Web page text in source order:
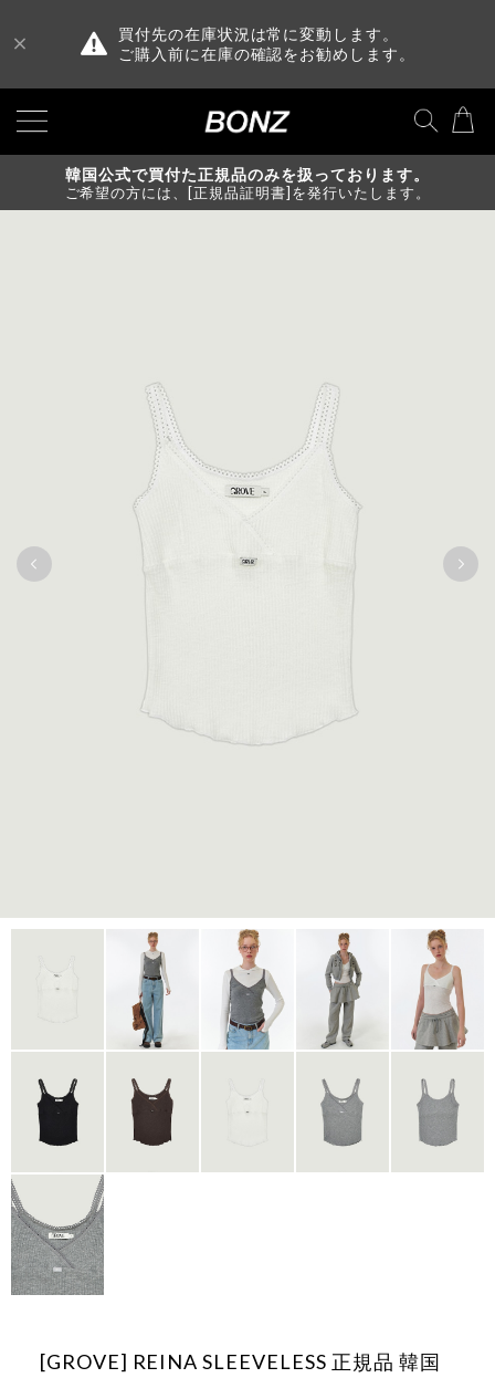
買付先の在庫状況は常に変動します。
ご購入前に在庫の確認をお勧めします。
韓国公式で買付た正規品のみを扱っております。
ご希望の方には、[正規品証明書]を発行いたします。
[GROVE] REINA SLEEVELESS 正規品 韓国